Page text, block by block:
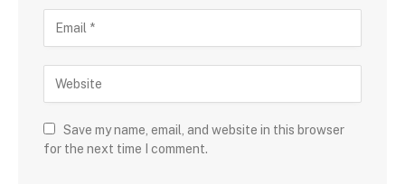
Save my name, email, and website in this browser
for the next time I comment.